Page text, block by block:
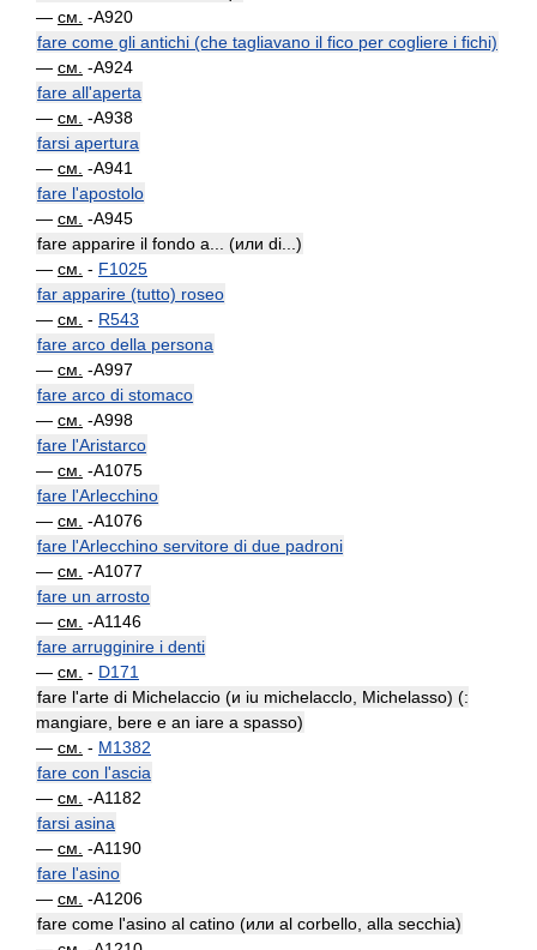
— см. -A920
fare come gli antichi (che tagliavano il fico per cogliere i fichi)
— см. -A924
fare all'aperta
— см. -A938
farsi apertura
— см. -A941
fare l'apostolo
— см. -A945
fare apparire il fondo a... (или di...)
— см. - F1025
far apparire (tutto) roseo
— см. - R543
fare arco della persona
— см. -A997
fare arco di stomaco
— см. -A998
fare l'Aristarco
— см. -A1075
fare l'Arlecchino
— см. -A1076
fare l'Arlecchino servitore di due padroni
— см. -A1077
fare un arrosto
— см. -A1146
fare arrugginire i denti
— см. - D171
fare l'arte di Michelaccio (и iu michelacclo, Michelasso) (:
mangiare, bere e an iare a spasso)
— см. - M1382
fare con l'ascia
— см. -A1182
farsi asina
— см. -A1190
fare l'asino
— см. -A1206
fare come l'asino al catino (или al corbello, alla secchia)